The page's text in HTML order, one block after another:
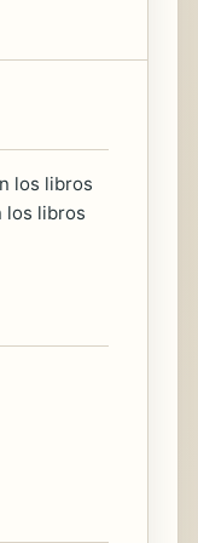
los libros
los libros